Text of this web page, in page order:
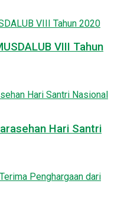
VIII Tahun
Hari Santri